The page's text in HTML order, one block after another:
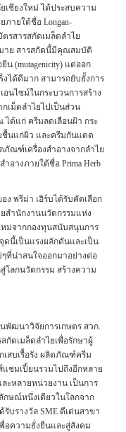
ชียงใหม่ ได้ประสบความ
ภายใต้ชื่อ Longan-
ตรสารสกัดเมล็ดลำไย
มาย สารสกัดนี้มีคุณสมบัติ
(mutagenicity) แต่ออก
งได้ดีมาก สามารถยับยั้งการ
อนไซม์ในกระบวนการสร้าง
เม็ดลำไยไปเป็นส่วน
ได้แก่ ครีมลดเลือนฝ้า กระ
นแก่ผิว และครีมกันแดด
ภัณฑ์เครื่องสำอางจากลำไย
อางภายใต้ชื่อ Prima Herb
ง พรีม่า เฮิร์บได้รับคัดเลือก
สำนักงานนวัตกรรมแห่ง
ม่จากกองทุนสนับสนุนการ
ดนี้เป็นแรงผลักดันและเป็น
ๆที่น่าสนใจออกมาอย่างต่อ
ลกนวัตกรรม สร้างความ
พัฒนาวิจัยการเกษตร สวก.
ดเมล็ดลำไยเพื่อรักษาผู้
เสบเรื้อรัง ผลิตภัณฑ์ครีม
แชมเปี้ยนรวมไปถึงอีกหลาย
ะหลายหน่วยงาน เป็นการ
กษณ์หนึ่งเดียวในโลกจาก
บรางวัล SME ดีเด่นสาขา
อความยั่งยืนและสู่สังคม